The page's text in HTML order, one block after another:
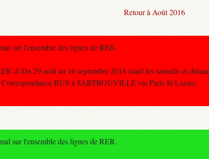
Retour à Août 2016
sur l'ensemble des lignes de RER.
A:Du 29 août au 16 septembre 2016 (sauf les samedis et
Correspondance BUS à SARTROUVILLE via Paris St Lazare
sur l'ensemble des lignes de RER.